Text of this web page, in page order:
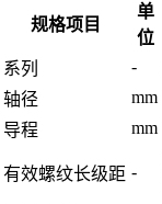
规格项目
单
位
系列 -
轴径
mm
导程
mm
有效螺纹长级距 -